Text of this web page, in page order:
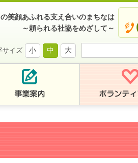
笑顔あふれる支え合いのまちなは
～頼られる社協をめざして～
サイズ 小 中 大